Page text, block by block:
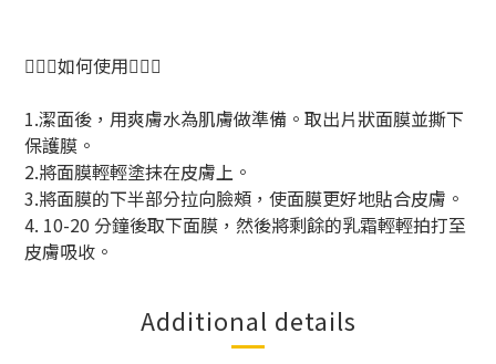
💆🏻‍♀️如何使用💆🏻‍♀️
1.潔面後，用爽膚水為肌膚做準備。取出片狀面膜並撕下
保護膜。
2.將面膜輕輕塗抹在皮膚上。
3.將面膜的下半部分拉向臉頰，使面膜更好地貼合皮膚。
4. 10-20 分鐘後取下面膜，然後將剩餘的乳霜輕輕拍打至
皮膚吸收。
Additional details